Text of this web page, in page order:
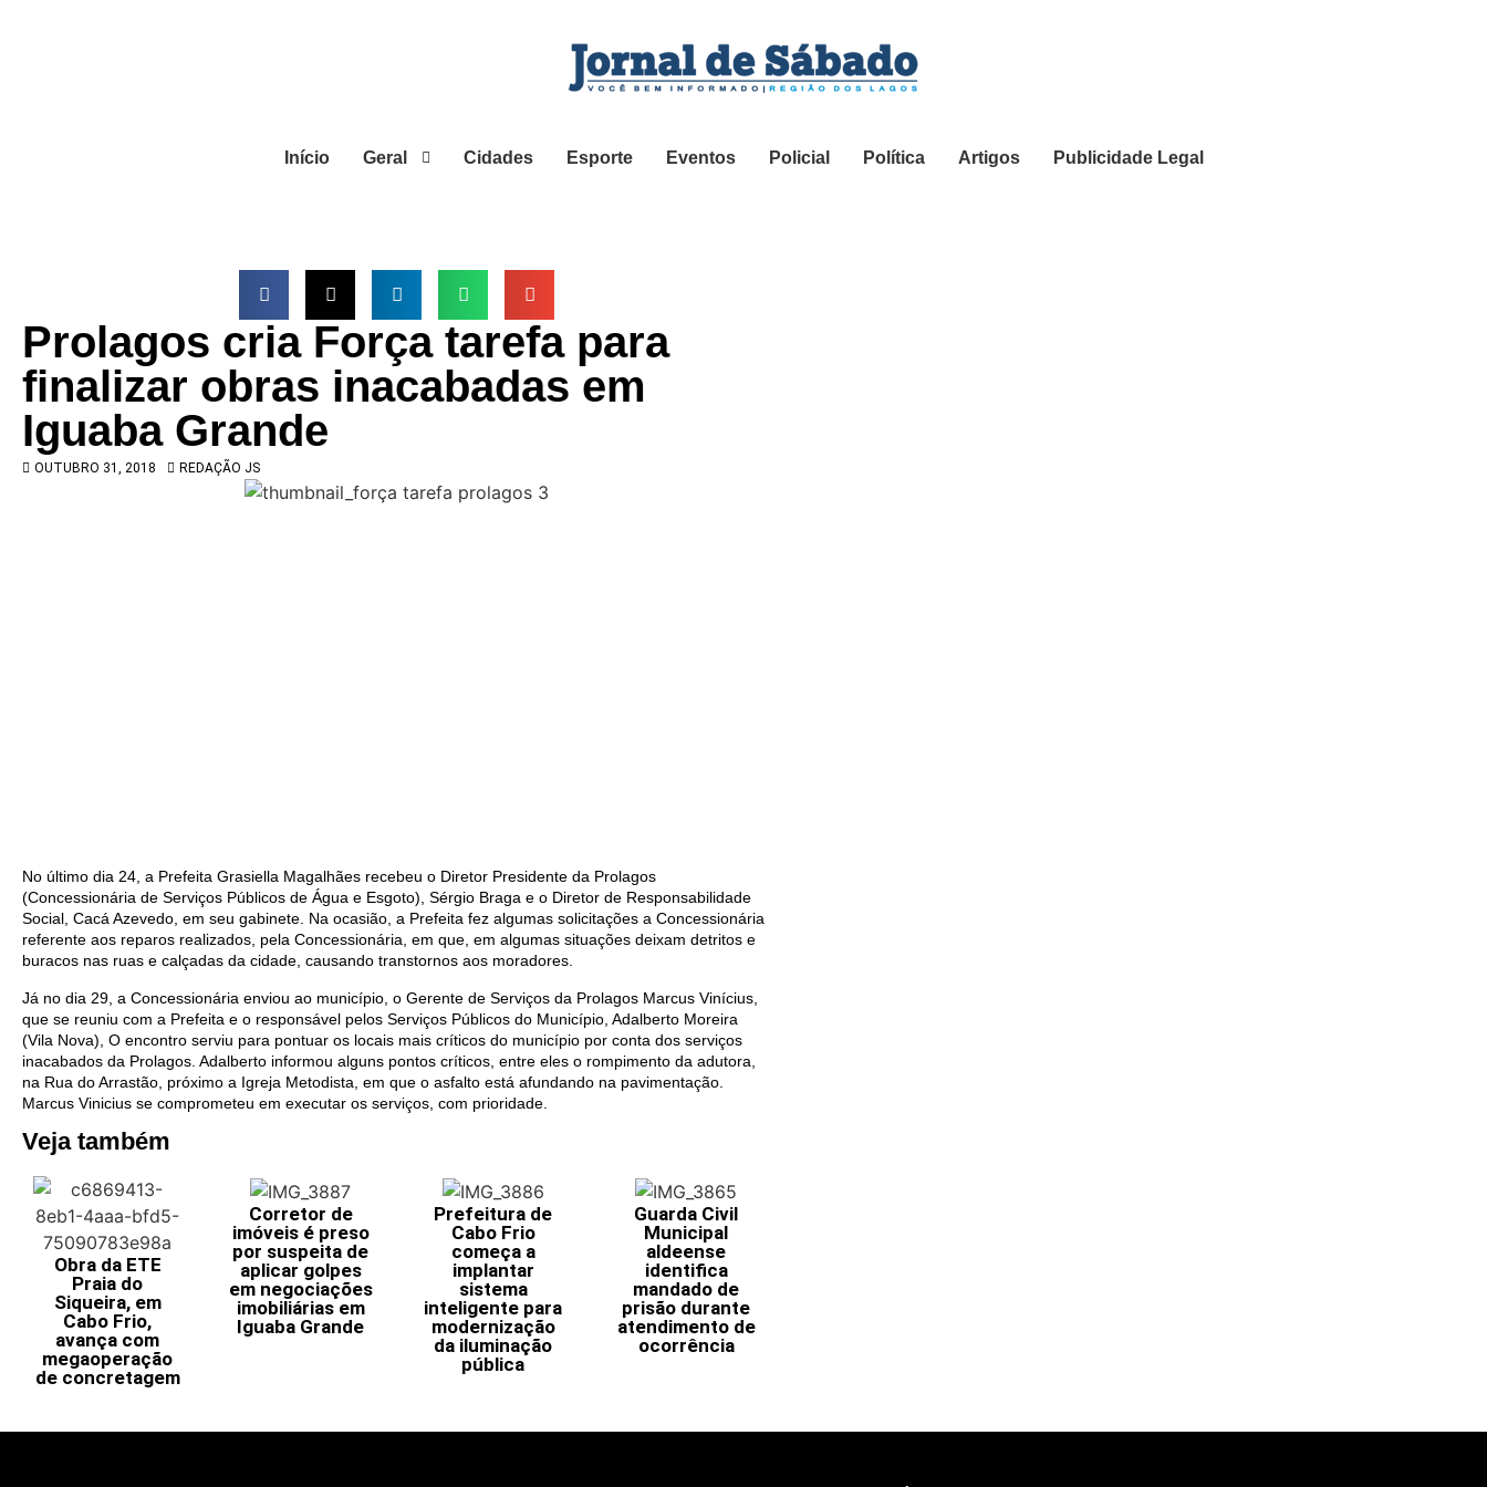
Início Geral Cidades Esporte Eventos Policial Política Artigos Publicidade Legal
Prolagos cria Força tarefa para
finalizar obras inacabadas em
Iguaba Grande
OUTUBRO 31, 2018 REDAÇÃO JS
No último dia 24, a Prefeita Grasiella Magalhães recebeu o Diretor Presidente da Prolagos
(Concessionária de Serviços Públicos de Água e Esgoto), Sérgio Braga e o Diretor de Responsabilidade
Social, Cacá Azevedo, em seu gabinete. Na ocasião, a Prefeita fez algumas solicitações a Concessionária
referente aos reparos realizados, pela Concessionária, em que, em algumas situações deixam detritos e
buracos nas ruas e calçadas da cidade, causando transtornos aos moradores.
Já no dia 29, a Concessionária enviou ao município, o Gerente de Serviços da Prolagos Marcus Vinícius,
que se reuniu com a Prefeita e o responsável pelos Serviços Públicos do Município, Adalberto Moreira
(Vila Nova), O encontro serviu para pontuar os locais mais críticos do município por conta dos serviços
inacabados da Prolagos. Adalberto informou alguns pontos críticos, entre eles o rompimento da adutora,
na Rua do Arrastão, próximo a Igreja Metodista, em que o asfalto está afundando na pavimentação.
Marcus Vinicius se comprometeu em executar os serviços, com prioridade.
Veja também
Obra da ETE
Praia do
Siqueira, em
Cabo Frio,
avança com
megaoperação
de concretagem
Corretor de
imóveis é preso
por suspeita de
aplicar golpes
em negociações
imobiliárias em
Iguaba Grande
Prefeitura de
Cabo Frio
começa a
implantar
sistema
inteligente para
modernização
da iluminação
pública
Guarda Civil
Municipal
aldeense
identifica
mandado de
prisão durante
atendimento de
ocorrência